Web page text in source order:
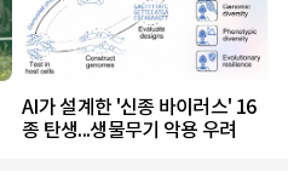
AI가 설계한 '신종 바이러스' 16
종 탄생...생물무기 악용 우려